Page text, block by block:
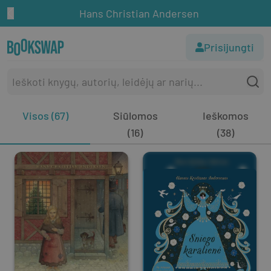
Hans Christian Andersen
Prisijungti
Visos (67)
Siūlomos
(16)
Ieškomos
(38)